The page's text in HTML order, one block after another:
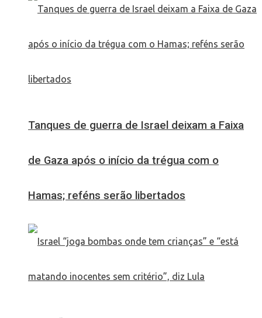
Tanques de guerra de Israel deixam a Faixa
de Gaza após o início da trégua com o
Hamas; reféns serão libertados